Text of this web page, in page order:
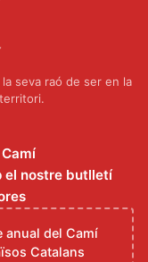
seva raó de ser en la
el nostre butlletí
anual del Camí
Catalans